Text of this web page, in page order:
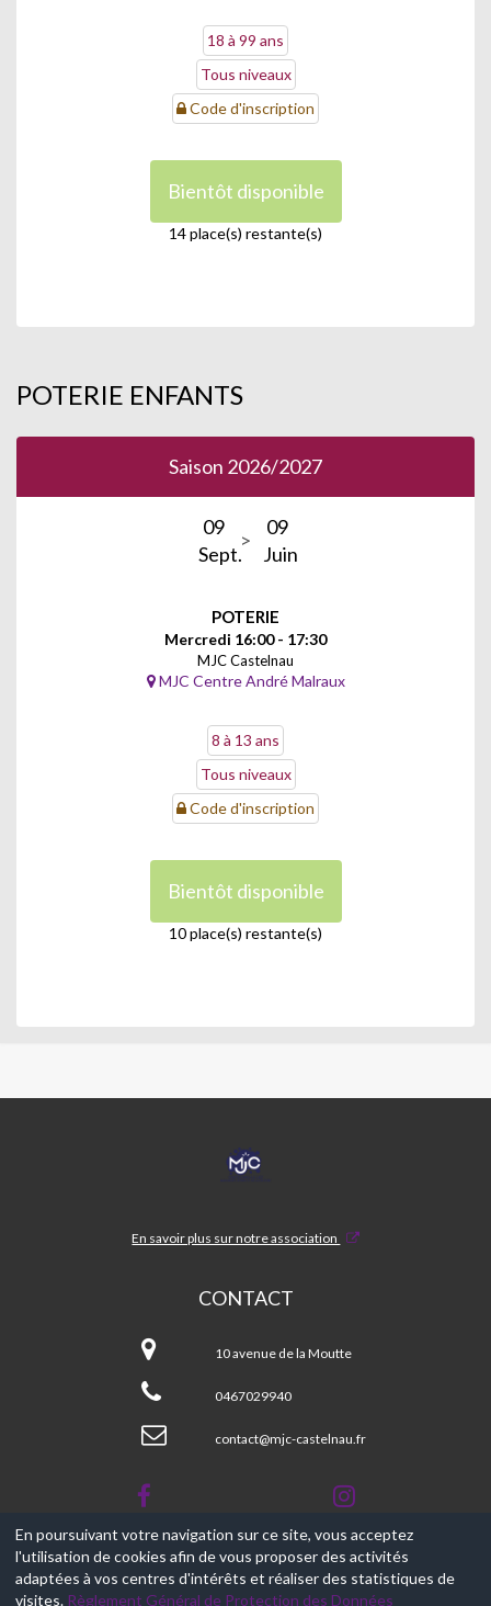
18 à 99 ans
Tous niveaux
Code d'inscription
Bientôt disponible
14 place(s) restante(s)
POTERIE ENFANTS
Saison 2026/2027
09
Sept.
09
Juin
POTERIE
Mercredi 16:00 - 17:30
MJC Castelnau
MJC Centre André Malraux
8 à 13 ans
Tous niveaux
Code d'inscription
Bientôt disponible
10 place(s) restante(s)
MJC
CASTELNAU
En savoir plus sur notre association
CONTACT
CASTELNAU
10 avenue de la Moutte
0467029940
contact@mjc-castelnau.fr
© 2017-2026, Ce site est propulsé par Aniapps.fr
En poursuivant votre navigation sur ce site, vous acceptez
l'utilisation de cookies afin de vous proposer des activités
adaptées à vos centres d'intérêts et réaliser des statistiques de
visites. Règlement Général de Protection des Données